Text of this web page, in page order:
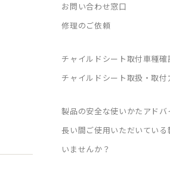
お問い合わせ窓口
修理のご依頼
チャイルドシート取付車種確
チャイルドシート取扱・取付
製品の安全な使いかたアドバ
長い間ご使用いただいている
いませんか？